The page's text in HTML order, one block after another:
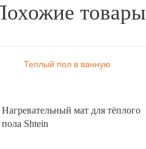
товары
Теплый пол в ванную
Нагревательный мат для тёплого
пола Shtein